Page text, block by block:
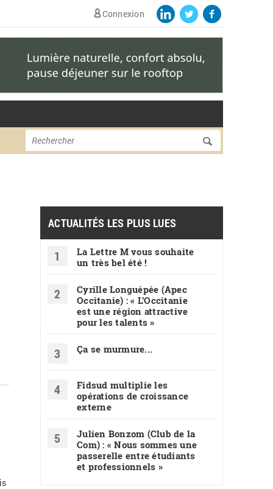
Connexion
Formulaire de
Rechercher
ACTUALITÉS LES PLUS LUES
1
La Lettre M vous souhaite
un très bel été !
2
Cyrille Longuépée (Apec
Occitanie) : « L’Occitanie
est une région attractive
pour les talents »
3 Ça se murmure...
4
Fidsud multiplie les
opérations de croissance
externe
5
Julien Bonzom (Club de la
Com) : « Nous sommes une
passerelle entre étudiants
et professionnels »